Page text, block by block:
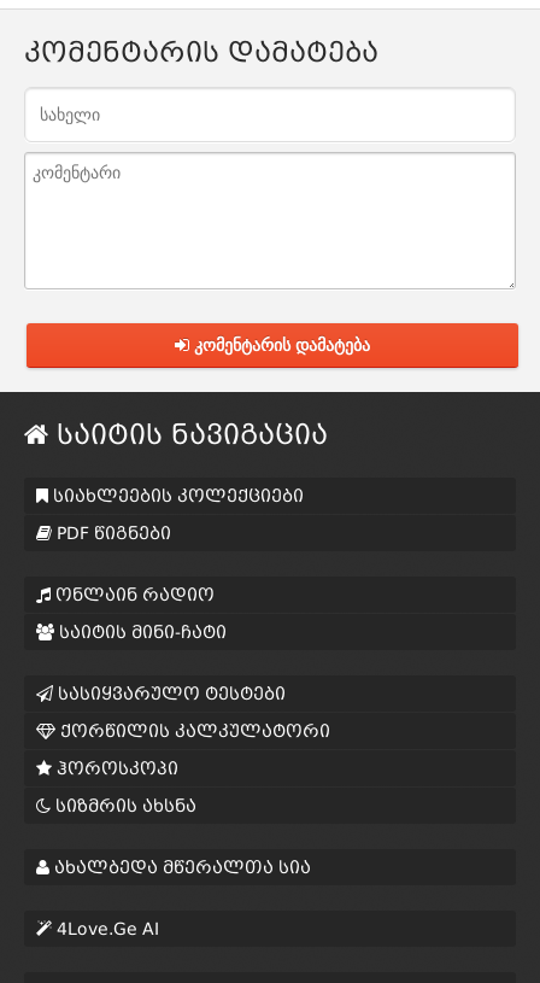
კომენტარის დამატება
კომენტარის დამატება
საიტის ნავიგაცია
სიახლეების კოლექციები
PDF წიგნები
ონლაინ რადიო
საიტის მინი-ჩატი
სასიყვარულო ტესტები
ქორწილის კალკულატორი
ჰოროსკოპი
სიზმრის ახსნა
ახალბედა მწერალთა სია
4Love.Ge AI